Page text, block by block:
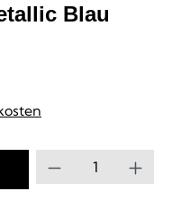
Blau
Produkt